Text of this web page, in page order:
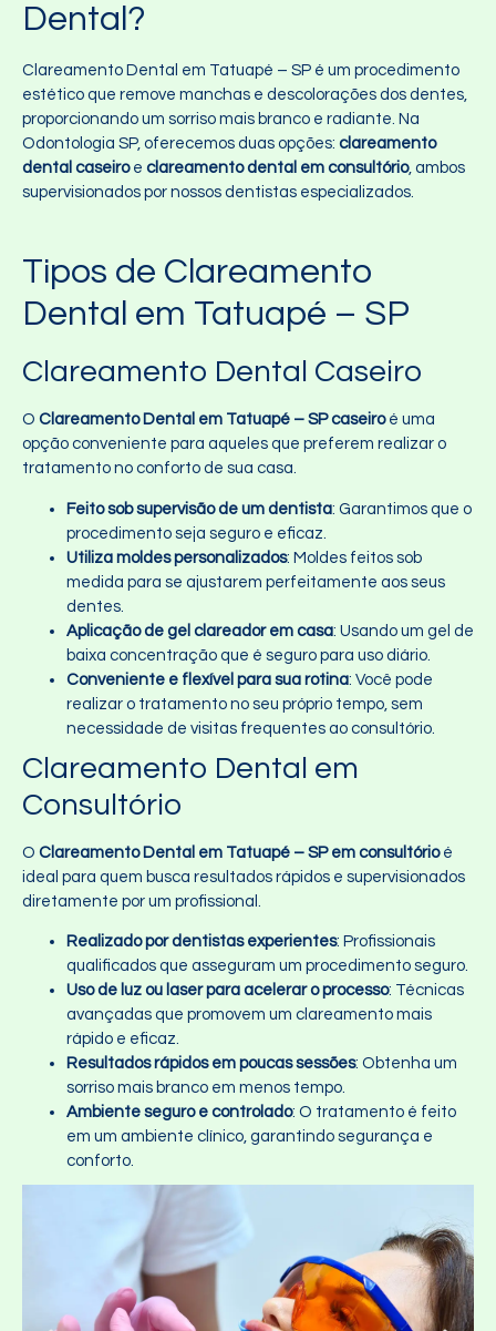
Dental?
Clareamento Dental em Tatuapé – SP é um procedimento
estético que remove manchas e descolorações dos dentes,
proporcionando um sorriso mais branco e radiante. Na
Odontologia SP, oferecemos duas opções: clareamento
dental caseiroe clareamento dental em consultório, ambos
supervisionados por nossos dentistas especializados.
Tipos de Clareamento
Dental em Tatuapé – SP
Clareamento Dental Caseiro
O Clareamento Dental em Tatuapé – SP caseiroé uma
opção conveniente para aqueles que preferem realizar o
tratamento no conforto de sua casa.
Feito sob supervisão de um dentista: Garantimos que o
procedimento seja seguro e eficaz.
Utiliza moldes personalizados: Moldes feitos sob
medida para se ajustarem perfeitamente aos seus
dentes.
Aplicação de gel clareador em casa: Usando um gel de
baixa concentração que é seguro para uso diário.
Conveniente e flexível para sua rotina: Você pode
realizar o tratamento no seu próprio tempo, sem
necessidade de visitas frequentes ao consultório.
Clareamento Dental em
Consultório
O Clareamento Dental em Tatuapé – SP em consultórioé
ideal para quem busca resultados rápidos e supervisionados
diretamente por um profissional.
Realizado por dentistas experientes: Profissionais
qualificados que asseguram um procedimento seguro.
Uso de luz ou laser para acelerar o processo: Técnicas
avançadas que promovem um clareamento mais
rápido e eficaz.
Resultados rápidos em poucas sessões: Obtenha um
sorriso mais branco em menos tempo.
Ambiente seguro e controlado: O tratamento é feito
em um ambiente clínico, garantindo segurança e
conforto.